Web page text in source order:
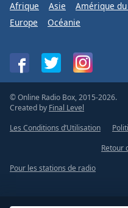
Afrique Asie Amérique
Europe
Océanie
© Online Radio Box, 2015-2026.
Created by Final Level
Les Conditions d’Utilisation
Retour
Pour les stations de radio